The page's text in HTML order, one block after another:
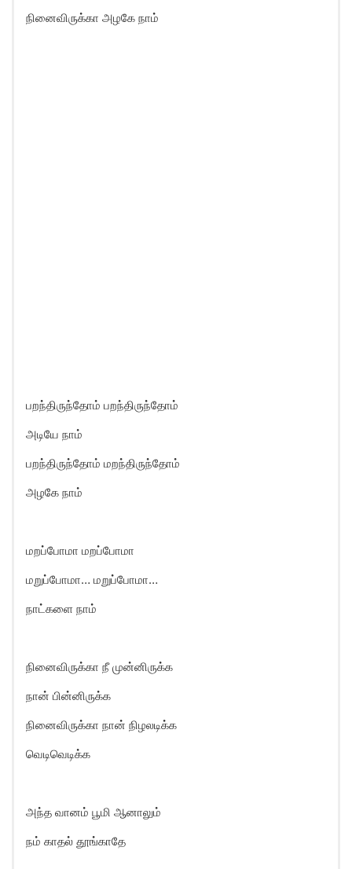
நினைவிருக்கா அழகே நாம்
பறந்திருந்தோம் பறந்திருந்தோம்
அடியே நாம்
பறந்திருந்தோம் மறந்திருந்தோம்
அழகே நாம்
மறப்போமா மறப்போமா
மறுப்போமா… மறுப்போமா…
நாட்களை நாம்
நினைவிருக்கா நீ முன்னிருக்க
நான் பின்னிருக்க
நினைவிருக்கா நான் நிழலடிக்க
வெடிவெடிக்க
அந்த வானம் பூமி ஆனாலும்
நம் காதல் தூங்காதே